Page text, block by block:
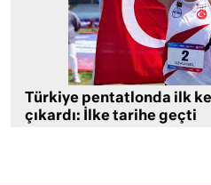
Türkiye pentatlonda ilk
çıkardı: İlke tarihe geçti